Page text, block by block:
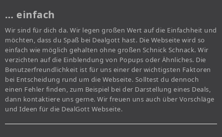
… einfach
Wir sind für dich da. Wir legen großen Wert auf die Einfachheit und
möchten, dass du Spaß bei Dealgott hast. Die Webseite wird so
einfach wie möglich gehalten ohne großen Schnick Schnack. Wir
verzichten auf die Einblendung von Popups oder Ähnliches. Die
Benutzerfreundlichkeit ist für uns einer der wichtigsten Faktoren
bei Entscheidung rund um die Webseite. Solltest du dennoch
einen Fehler finden, zum Beispiel bei der Darstellung eines Deals,
dann kontaktiere uns gerne. Wir freuen uns auch über Vorschläge
und Ideen für die DealGott Webseite.